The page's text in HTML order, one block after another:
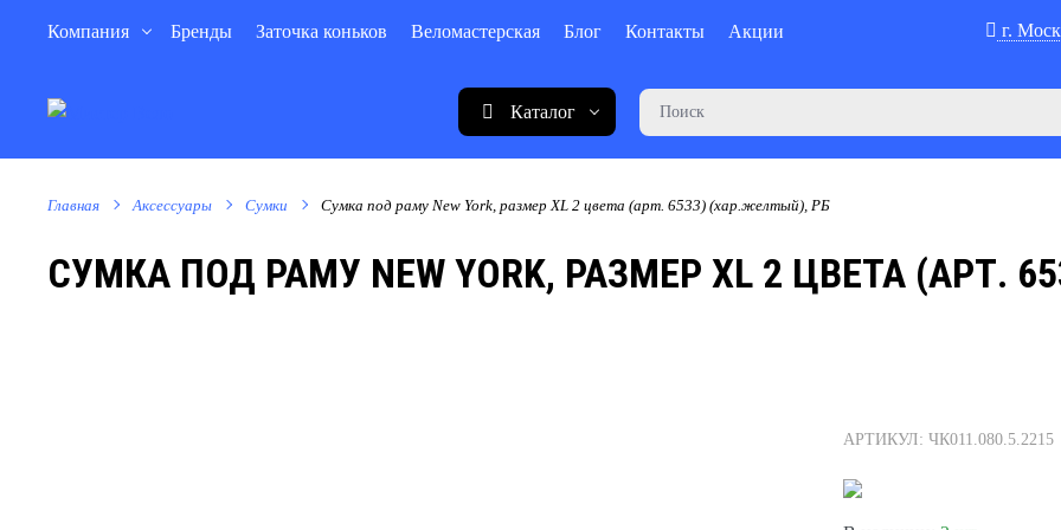
Компания Бренды Заточка коньков Веломастерская Блог Контакты Акции г.
Каталог
Главная Аксессуары Сумки Сумка под раму New York, размер ХL 2 цвета (арт. 6533) (хар.желтый), РБ
СУМКА ПОД РАМУ NEW YORK, РАЗМЕР ХL 2 ЦВЕТА (АРТ.
АРТИКУЛ: ЧК011.080.5.2215